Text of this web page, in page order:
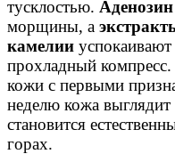
тусклостью. Аденозин
морщины, а
камелии
прохладный
кожи с первыми
неделю кожа
становится
горах.